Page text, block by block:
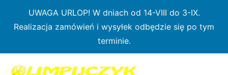
UWAGA URLOP! W dniach od 14-VIII do 3-IX.
Realizacja zamówień i wysyłek odbędzie się po tym
terminie.